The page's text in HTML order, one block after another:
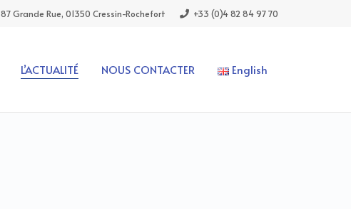
87 Grande Rue, 01350 Cressin-Rochefort +33 (0)4 82 84 97 70
L’ACTUALITÉ NOUS CONTACTER English